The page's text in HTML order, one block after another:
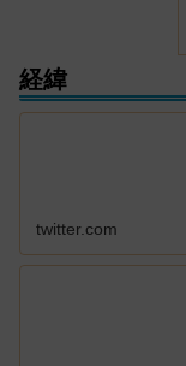
経緯
twitter.com